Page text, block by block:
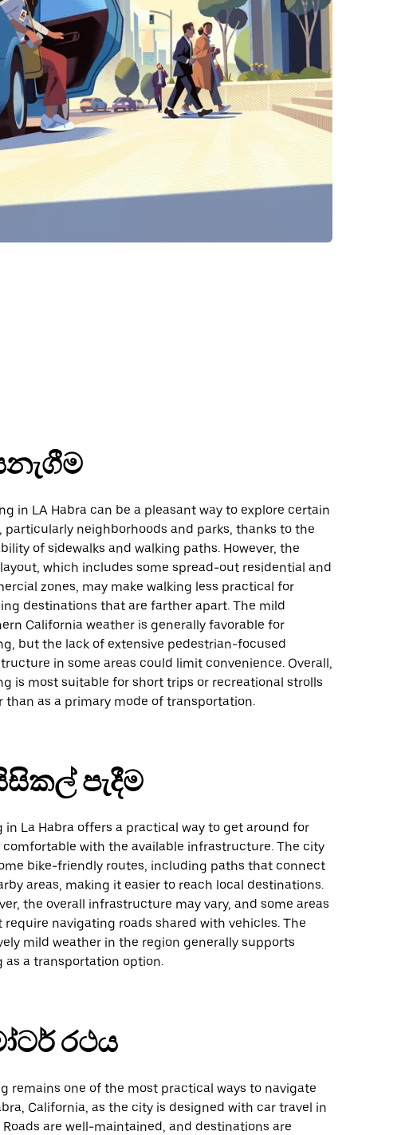
in LA Habra can be a pleasant way to explore certain
particularly neighborhoods and parks, thanks to the
of sidewalks and walking paths. However, the
layout, which includes some spread-out residential and
zones, may make walking less practical for
destinations that are farther apart. The mild
California weather is generally favorable for
but the lack of extensive pedestrian-focused
in some areas could limit convenience. Overall,
is most suitable for short trips or recreational strolls
than as a primary mode of transportation.
පැදීම
in La Habra offers a practical way to get around for
comfortable with the available infrastructure. The city
bike-friendly routes, including paths that connect
areas, making it easier to reach local destinations.
the overall infrastructure may vary, and some areas
require navigating roads shared with vehicles. The
mild weather in the region generally supports
as a transportation option.
රථය
remains one of the most practical ways to navigate
California, as the city is designed with car travel in
Roads are well-maintained, and destinations are